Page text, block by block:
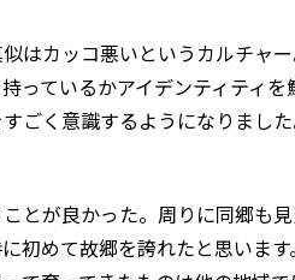
はカッコ悪いというカルチャ
っているかアイデンティティ
ごく意識するようになりました
とが良かった。周りに同郷も
初めて故郷を誇れたと思いま